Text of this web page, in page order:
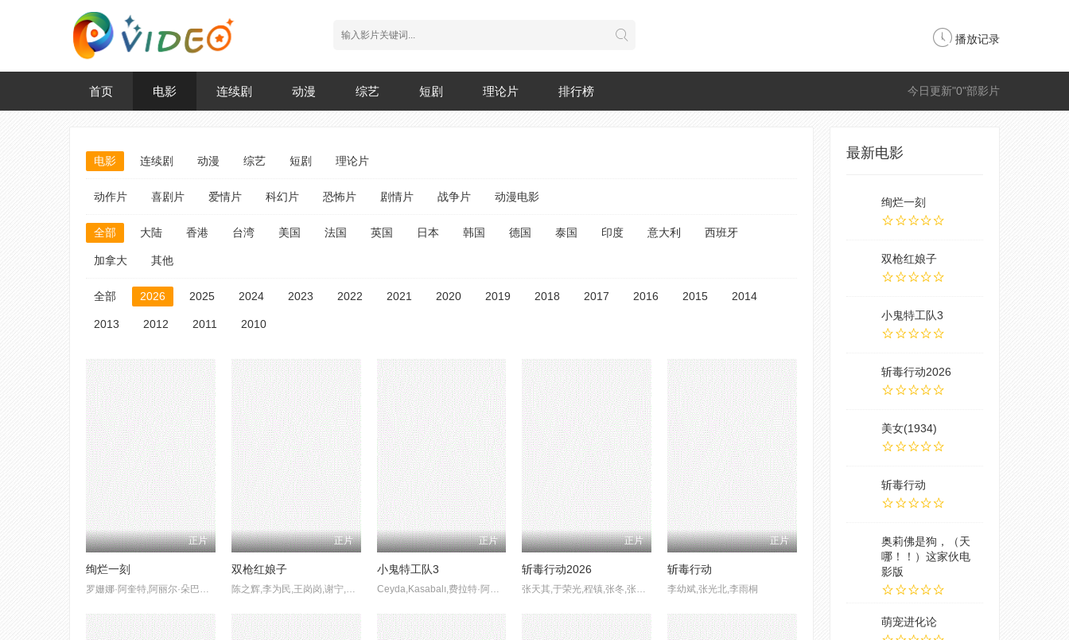
播放记录
今日更新"0"部影片
首页 电影 连续剧 动漫 综艺 短剧 理论片 排行榜
电影 连续剧 动漫 综艺 短剧 理论片
动作片 喜剧片 爱情片 科幻片 恐怖片 剧情片 战争片 动漫电影
全部 大陆 香港 台湾 美国 法国 英国 日本 韩国 德国 泰国 印度 意大利 西班牙
加拿大 其他
全部 2026 2025 2024 2023 2022 2021 2020 2019 2018 2017 2016 2015 2014
2013 2012 2011 2010
正片
绚烂一刻
罗姗娜·阿奎特,阿丽尔·朵巴丝勒,亚历山大·斯卡斯加德,凯特·贝兰特,詹米·德米特鲁,海利·盖茨,凯莉·詹娜,莎拉·贝克·马瑟,埃什·阿拉迪,里什·沙阿,艾萨克·鲍威尔,瑞秋·塞诺特,特鲁·马伦,瑞安娜·杜斯,迈克尔·沃克耶,Richard·Perez,Keanan·Cantrell,James·Bayes,Mel·Ottenberg
正片
双枪红娘子
陈之辉,李为民,王岗岗,谢宁,王程,王品一,文祈
正片
小鬼特工队3
Ceyda,Kasabalı,费拉特·阿尔拜伦
正片
斩毒行动2026
张天其,于荣光,程镇,张冬,张宁江,姜超,石兆琪,纪海星,邵峰,纵昕芸,赵雷棋,池程,杨恒,左腾云,姜艺声,张瑞雪,琪格,雷景铄,黄信纲,胡笑源
正片
斩毒行动
李幼斌,张光北,李雨桐
最新电影
绚烂一刻
双枪红娘子
小鬼特工队3
斩毒行动2026
美女(1934)
斩毒行动
奥莉佛是狗，（天
哪！！）这家伙电
影版
萌宠进化论